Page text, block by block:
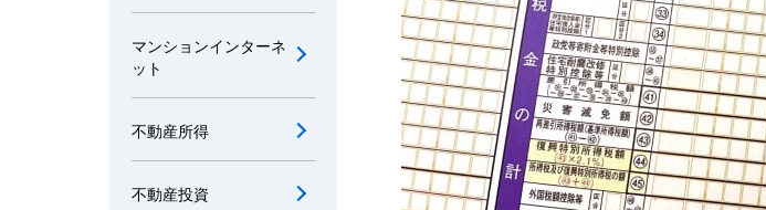
マンションインターネ
ット
不動産所得
不動産投資